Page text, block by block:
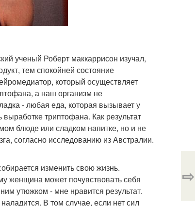
ученый Роберт маккаррисон изучал,
тем спокойней состояние
который осуществляет
а наш организм не
- любая еда, которая вызывает у
триптофана. Как результат
блюде или сладком напитке, но и не
согласно исследованию из Австралии.
изменить свою жизнь.
женщина может почувствовать себя
утюжком - мне нравится результат.
В том случае, если нет сил
⇨